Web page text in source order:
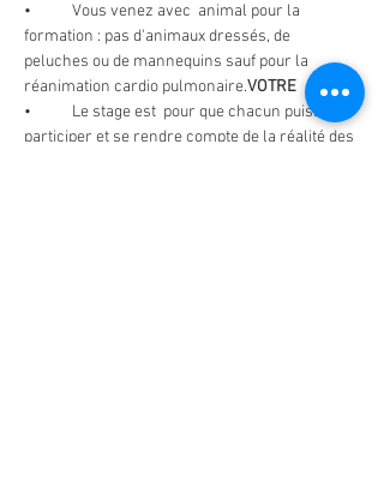
•	Vous venez avec animal pour la
formation : pas d'animaux dressés, de
peluches ou de mannequins sauf pour la
réanimation cardio pulmonaire.VOTRE
•	Le stage est pour que chacun puisse
participer et se rendre compte de la réalité des